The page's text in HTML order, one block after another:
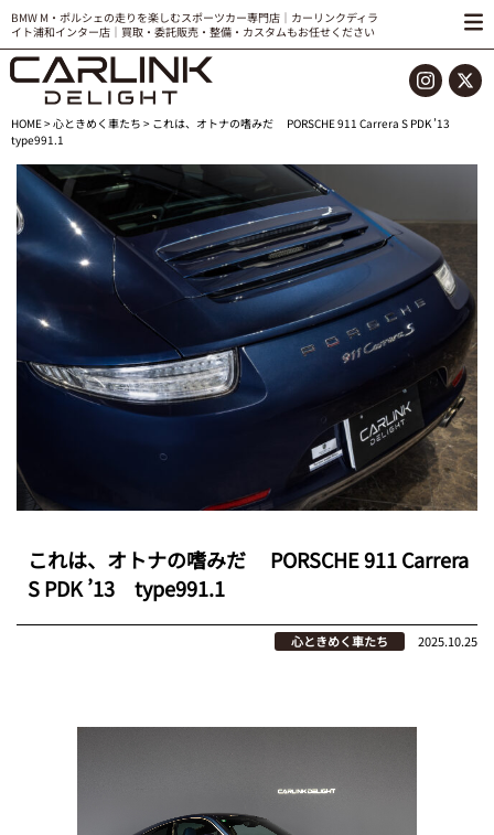
BMW M・ポルシェの走りを楽しむスポーツカー専門店｜カーリンクディラ
イト浦和インター店｜買取・委託販売・整備・カスタムもお任せください
HOME>心ときめく車たち > これは、オトナの嗜みだ PORSCHE 911 Carrera S PDK ’13
type991.1
これは、オトナの嗜みだ PORSCHE 911 Carrera
S PDK ’13 type991.1
心ときめく車たち 2025.10.25